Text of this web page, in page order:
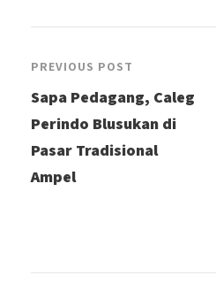
PREVIOUS POST
Sapa Pedagang, Caleg
Perindo Blusukan di
Pasar Tradisional
Ampel